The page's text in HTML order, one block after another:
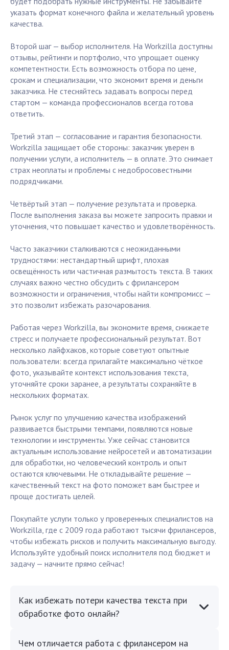
указать формат конечного файла и желательный уровень
качества.
Второй шаг — выбор исполнителя. На Workzilla доступны
отзывы, рейтинги и портфолио, что упрощает оценку
компетентности. Есть возможность отбора по цене,
срокам и специализации, что экономит время и деньги
заказчика. Не стесняйтесь задавать вопросы перед
стартом — команда профессионалов всегда готова
ответить.
Третий этап — согласование и гарантия безопасности.
Workzilla защищает обе стороны: заказчик уверен в
получении услуги, а исполнитель — в оплате. Это снимает
страх неоплаты и проблемы с недобросовестными
подрядчиками.
Четвёртый этап — получение результата и проверка.
После выполнения заказа вы можете запросить правки и
уточнения, что повышает качество и удовлетворённость.
Часто заказчики сталкиваются с неожиданными
трудностями: нестандартный шрифт, плохая
освещённость или частичная размытость текста. В таких
случаях важно честно обсудить с фрилансером
возможности и ограничения, чтобы найти компромисс —
это позволит избежать разочарования.
Работая через Workzilla, вы экономите время, снижаете
стресс и получаете профессиональный результат. Вот
несколько лайфхаков, которые советуют опытные
пользователи: всегда прилагайте максимально чёткое
фото, указывайте контекст использования текста,
уточняйте сроки заранее, а результаты сохраняйте в
нескольких форматах.
Рынок услуг по улучшению качества изображений
развивается быстрыми темпами, появляются новые
технологии и инструменты. Уже сейчас становится
актуальным использование нейросетей и автоматизации
для обработки, но человеческий контроль и опыт
остаются ключевыми. Не откладывайте решение —
качественный текст на фото поможет вам быстрее и
проще достигать целей.
Покупайте услуги только у проверенных специалистов на
Workzilla, где с 2009 года работают тысячи фрилансеров,
чтобы избежать рисков и получить максимальную выгоду.
Используйте удобный поиск исполнителя под бюджет и
задачу — начните прямо сейчас!
Как избежать потери качества текста при
обработке фото онлайн?
Чем отличается работа с фрилансером на